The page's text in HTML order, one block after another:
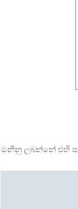
මනිනු ලබන්නේ එහි